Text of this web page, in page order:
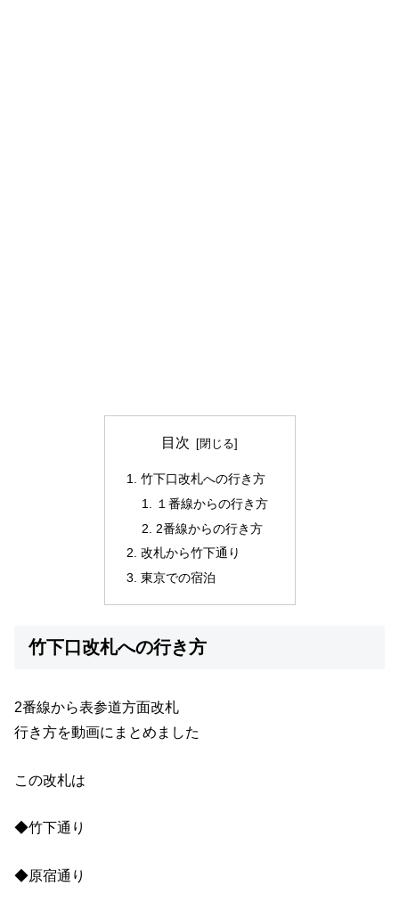
目次
竹下口改札への行き方
１番線からの行き方
2番線からの行き方
改札から竹下通り
東京での宿泊
竹下口改札への行き方
2番線から表参道方面改札
行き方を動画にまとめました
この改札は
◆竹下通り
◆原宿通り